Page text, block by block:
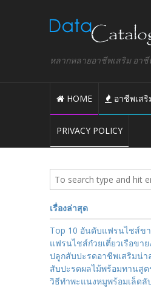
หลากหลายอาชีพเสริม อา
HOME อาชีพเสริ
PRIVACY POLICY
เรื่องล่าสุด
Top 10 อันดับแฟรนไชส์ข
แฟรนไชส์ก๋วยเตี๋ยวเรือขาย
ปลูกสับปะรดอาชีพเสริมน่า
สับปะรดผลไม้พร้อมทานสูต
วิธีทำพะแนงหมูพร้อมเล็ดลั